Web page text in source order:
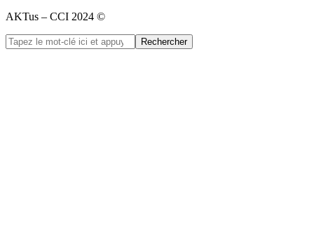
AKTus – CCI 2024 ©